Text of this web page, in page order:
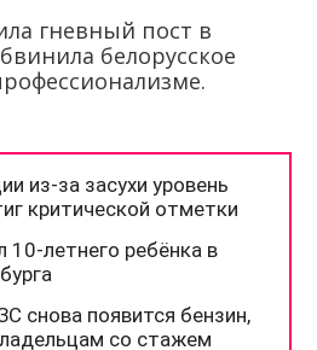
гневный пост в
белорусское